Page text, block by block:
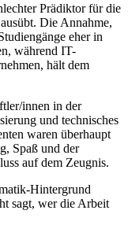
Prädiktor für die
Die Annahme,
eher in
während IT-
hält dem
innen in der
und technisches
waren überhaupt
Spaß und der
auf dem Zeugnis.
Hintergrund
sagt, wer die Arbeit